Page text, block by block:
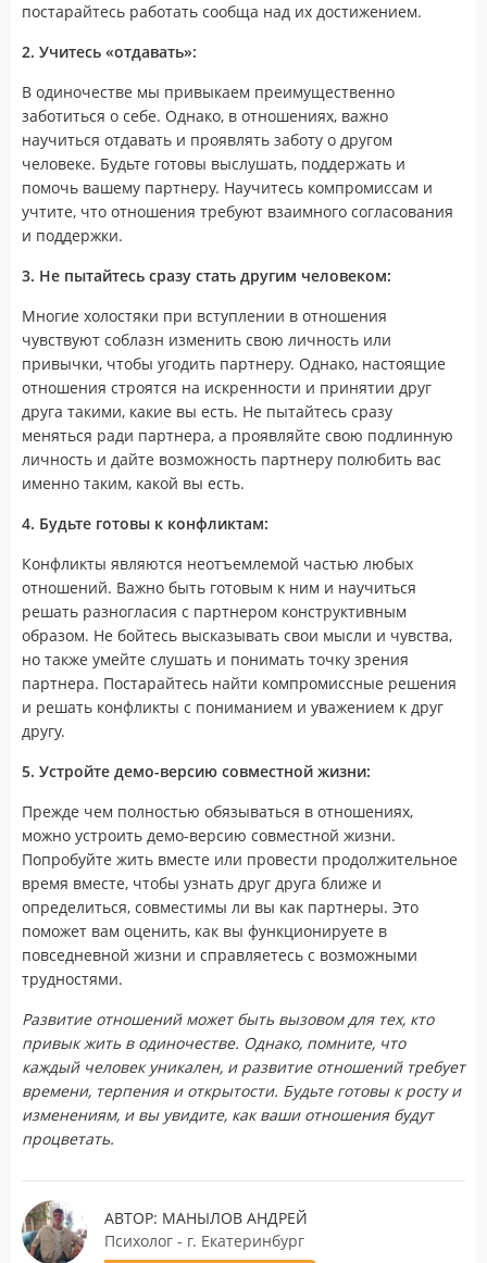
постарайтесь работать сообща над их достижением.
2. Учитесь «отдавать»:
В одиночестве мы привыкаем преимущественно
заботиться о себе. Однако, в отношениях, важно
научиться отдавать и проявлять заботу о другом
человеке. Будьте готовы выслушать, поддержать и
помочь вашему партнеру. Научитесь компромиссам и
учтите, что отношения требуют взаимного согласования
и поддержки.
3. Не пытайтесь сразу стать другим человеком:
Многие холостяки при вступлении в отношения
чувствуют соблазн изменить свою личность или
привычки, чтобы угодить партнеру. Однако, настоящие
отношения строятся на искренности и принятии друг
друга такими, какие вы есть. Не пытайтесь сразу
меняться ради партнера, а проявляйте свою подлинную
личность и дайте возможность партнеру полюбить вас
именно таким, какой вы есть.
4. Будьте готовы к конфликтам:
Конфликты являются неотъемлемой частью любых
отношений. Важно быть готовым к ним и научиться
решать разногласия с партнером конструктивным
образом. Не бойтесь высказывать свои мысли и чувства,
но также умейте слушать и понимать точку зрения
партнера. Постарайтесь найти компромиссные решения
и решать конфликты с пониманием и уважением к друг
другу.
5. Устройте демо-версию совместной жизни:
Прежде чем полностью обязываться в отношениях,
можно устроить демо-версию совместной жизни.
Попробуйте жить вместе или провести продолжительное
время вместе, чтобы узнать друг друга ближе и
определиться, совместимы ли вы как партнеры. Это
поможет вам оценить, как вы функционируете в
повседневной жизни и справляетесь с возможными
трудностями.
Развитие отношений может быть вызовом для тех, кто
привык жить в одиночестве. Однако, помните, что
каждый человек уникален, и развитие отношений требует
времени, терпения и открытости. Будьте готовы к росту и
изменениям, и вы увидите, как ваши отношения будут
процветать.
АВТОР: МАНЫЛОВ АНДРЕЙ
Психолог - г. Екатеринбург